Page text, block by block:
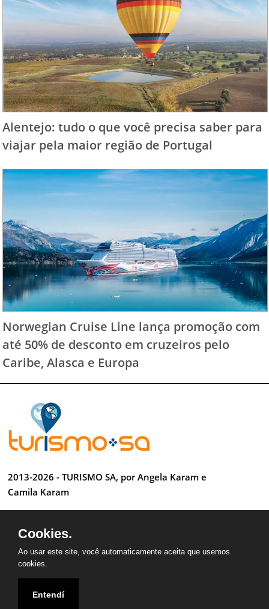
Alentejo: tudo o que você precisa saber para
viajar pela maior região de Portugal
Norwegian Cruise Line lança promoção com
até 50% de desconto em cruzeiros pelo
Caribe, Alasca e Europa
2013-2026 - TURISMO SA, por Angela Karam e
Camila Karam
Desenvolvido por Anderson Luiz
Cookies.
Ao usar este site, você automaticamente aceita que usemos
cookies.
Entendí